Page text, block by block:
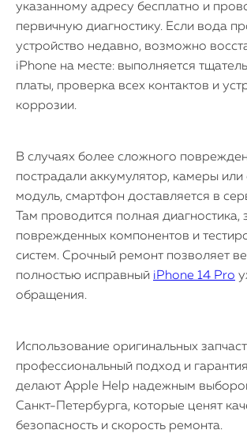
указанному адресу бесплатно и
первичную диагностику. Если вода
устройство недавно, возможно
iPhone на месте: выполняется
платы, проверка всех контактов и
коррозии.
В случаях более сложного
пострадали аккумулятор, камеры
модуль, смартфон доставляется в
Там проводится полная диагностика,
поврежденных компонентов и
систем. Срочный ремонт позволяет
полностью исправный iPhone 14 Pro
обращения.
Использование оригинальных
профессиональный подход и
делают Apple Help надежным
Санкт-Петербурга, которые ценят
безопасность и скорость ремонта.